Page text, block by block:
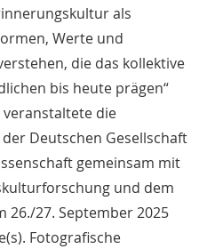
als
Werte und
die das kollektive
bis heute prägen“
veranstaltete die
Deutschen Gesellschaft
gemeinsam mit
und dem
26./27. September 2025
Fotografische